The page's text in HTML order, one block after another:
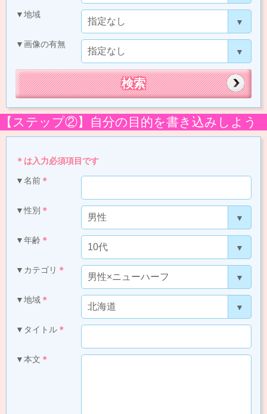
▼地域
▼画像の有無
【ステップ②】自分の目的を書き込みしよう
＊は入力必須項目です
▼名前 ＊
▼性別 ＊
▼年齢 ＊
▼カテゴリ ＊
▼地域 ＊
▼タイトル ＊
▼本文 ＊